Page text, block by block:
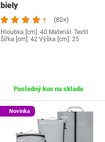
biely
(82×)
Hloubka [cm]: 40 Materiál: Textil
Šířka [cm]: 42 Výška [cm]: 25
Posledný kus na sklade
Novinka